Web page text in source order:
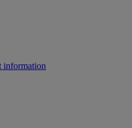
information